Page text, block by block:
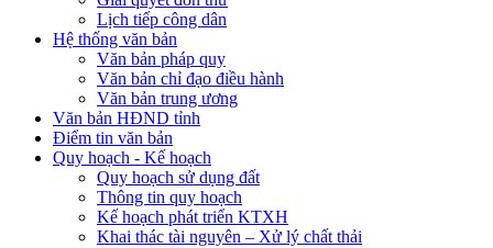
Lịch tiếp công dân
Hệ thống văn bản
Văn bản pháp quy
Văn bản chỉ đạo điều hành
Văn bản trung ương
Văn bản HĐND tỉnh
Điểm tin văn bản
Quy hoạch - Kế hoạch
Quy hoạch sử dụng đất
Thông tin quy hoạch
Kế hoạch phát triển KTXH
Khai thác tài nguyên – Xử lý chất thải